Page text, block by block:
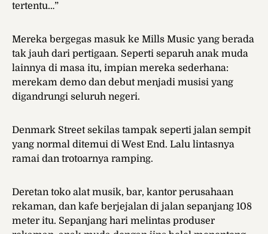
tertentu…”
Mereka bergegas masuk ke Mills Music yang berada
tak jauh dari pertigaan. Seperti separuh anak muda
lainnya di masa itu, impian mereka sederhana:
merekam demo dan debut menjadi musisi yang
digandrungi seluruh negeri.
Denmark Street sekilas tampak seperti jalan sempit
yang normal ditemui di West End. Lalu lintasnya
ramai dan trotoarnya ramping.
Deretan toko alat musik, bar, kantor perusahaan
rekaman, dan kafe berjejalan di jalan sepanjang 108
meter itu. Sepanjang hari melintas produser